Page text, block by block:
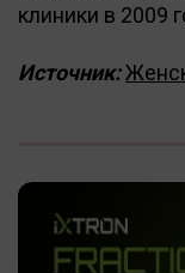
клиники в 2009
Источник: